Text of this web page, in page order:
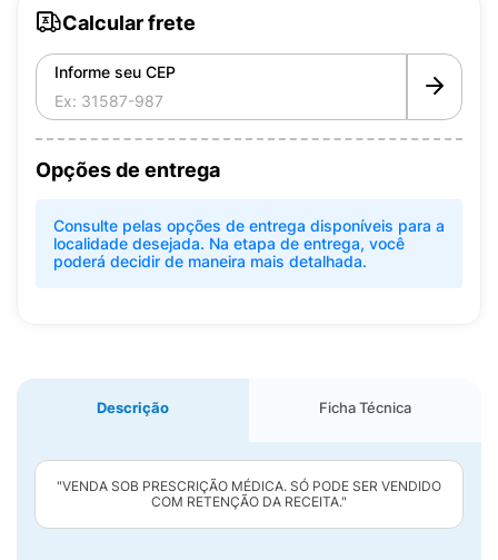
Calcular frete
Informe seu CEP
Opções de entrega
Consulte pelas opções de entrega disponíveis para a
localidade desejada. Na etapa de entrega, você
poderá decidir de maneira mais detalhada.
Descrição Ficha Técnica
"VENDA SOB PRESCRIÇÃO MÉDICA. SÓ PODE SER VENDIDO
COM RETENÇÃO DA RECEITA."